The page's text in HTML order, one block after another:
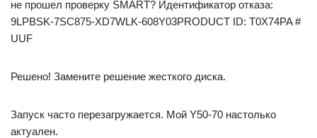
не прошел проверку SMART? Идентификатор отказа:
9LPBSK-7SC875-XD7WLK-608Y03PRODUCT ID: T0X74PA #
UUF
Решено! Замените решение жесткого диска.
Запуск часто перезагружается. Мой Y50-70 настолько
актуален.